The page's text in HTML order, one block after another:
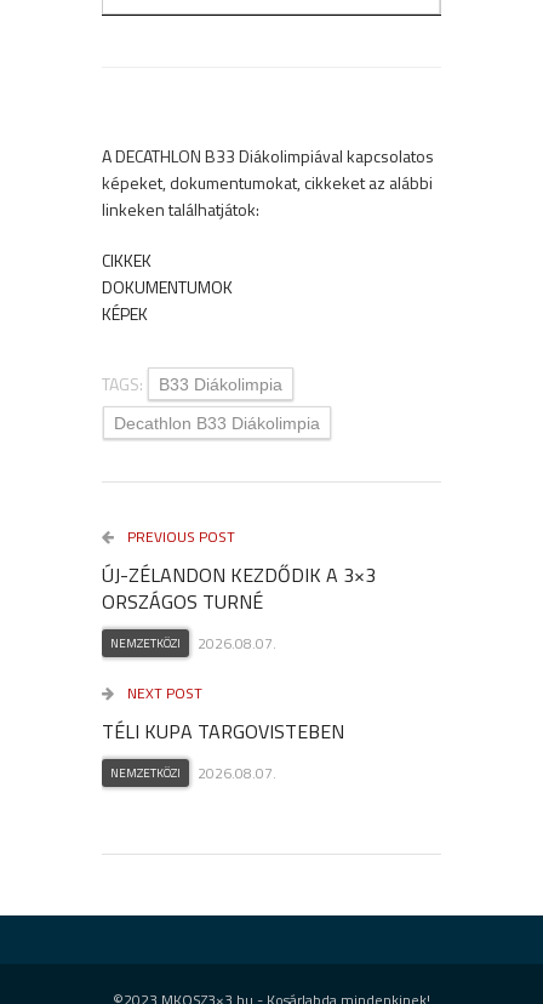
A DECATHLON B33 Diákolimpiával kapcsolatos
képeket, dokumentumokat, cikkeket az alábbi
linkeken találhatjátok:
CIKKEK
DOKUMENTUMOK
KÉPEK
TAGS:
B33 Diákolimpia
Decathlon B33 Diákolimpia
PREVIOUS POST
ÚJ-ZÉLANDON KEZDŐDIK A 3×3
ORSZÁGOS TURNÉ
NEMZETKÖZI 2026.08.07.
NEXT POST
TÉLI KUPA TARGOVISTEBEN
NEMZETKÖZI 2026.08.07.